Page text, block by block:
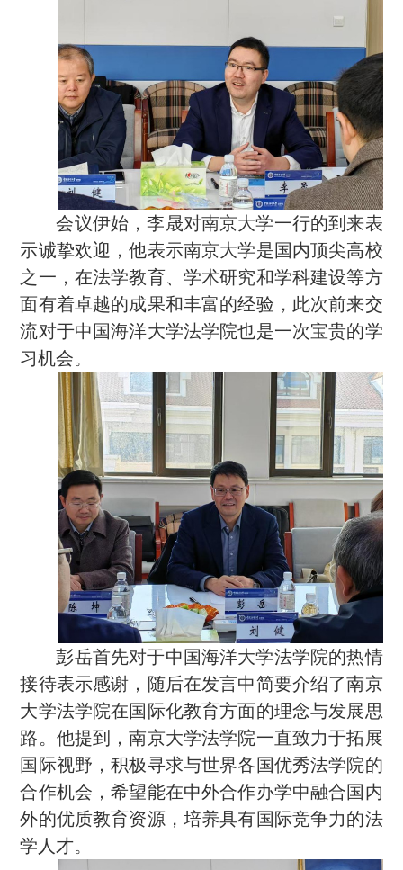
会议伊始，李晟对南京大学一行的到来表
示诚挚欢迎，他表示南京大学是国内顶尖高校
之一，在法学教育、学术研究和学科建设等方
面有着卓越的成果和丰富的经验，此次前来交
流对于中国海洋大学法学院也是一次宝贵的学
习机会。
彭岳首先对于中国海洋大学法学院的热情
接待表示感谢，随后在发言中简要介绍了南京
大学法学院在国际化教育方面的理念与发展思
路。他提到，南京大学法学院一直致力于拓展
国际视野，积极寻求与世界各国优秀法学院的
合作机会，希望能在中外合作办学中融合国内
外的优质教育资源，培养具有国际竞争力的法
学人才。